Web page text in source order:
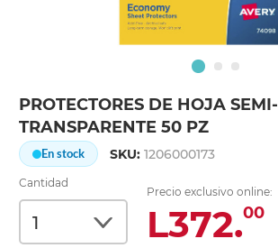
PROTECTORES DE HOJA SEMI-
TRANSPARENTE 50 PZ
En stock SKU:1206000173
Cantidad
Precio exclusivo online:
L372.00